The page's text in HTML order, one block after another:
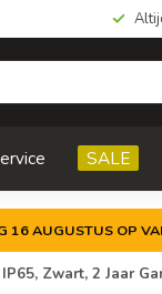
SALE
AUGUSTUS OP
Zwart, 2 Jaar